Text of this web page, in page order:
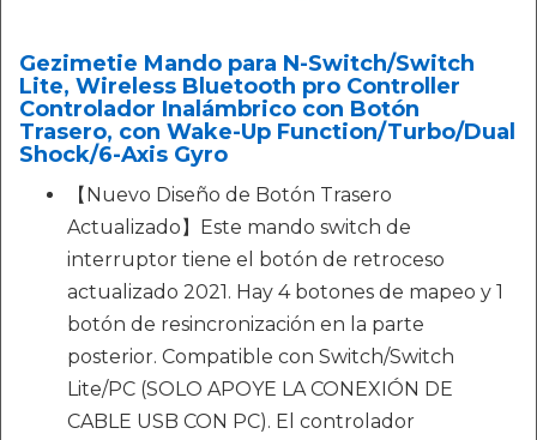
Gezimetie Mando para N-Switch/Switch
Lite, Wireless Bluetooth pro Controller
Controlador Inalámbrico con Botón
Trasero, con Wake-Up Function/Turbo/Dual
Shock/6-Axis Gyro
【Nuevo Diseño de Botón Trasero
Actualizado】Este mando switch de
interruptor tiene el botón de retroceso
actualizado 2021. Hay 4 botones de mapeo y 1
botón de resincronización en la parte
posterior. Compatible con Switch/Switch
Lite/PC (SOLO APOYE LA CONEXIÓN DE
CABLE USB CON PC). El controlador